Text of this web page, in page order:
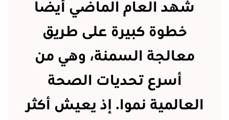
شهد العام الماضي أيضا
خطوة كبيرة على طريق
معالجة السمنة، وهي من
أسرع تحديات الصحة
العالمية نموا. إذ يعيش أكثر